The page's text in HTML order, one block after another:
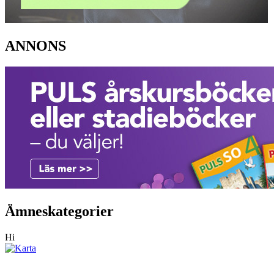
ANNONS
Ämneskategorier
Hi